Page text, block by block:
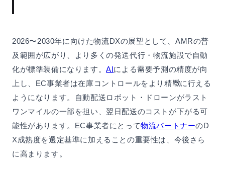
2026〜2030年に向けた物流DXの展望として、AMRの普
及範囲が広がり、より多くの発送代行・物流施設で自動
化が標準装備になります。AIによる需要予測の精度が向
上し、EC事業者は在庫コントロールをより精緻に行える
ようになります。自動配送ロボット・ドローンがラスト
ワンマイルの一部を担い、翌日配送のコストが下がる可
能性があります。EC事業者にとって物流パートナーのD
X成熟度を選定基準に加えることの重要性は、今後さら
に高まります。